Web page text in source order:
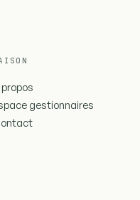
propos
gestionnaires